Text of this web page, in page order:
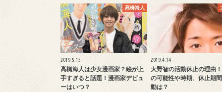
髙橋海人
2019.5.15
高橋海人は少女漫画家？絵が上
手すぎると話題！漫画家デビュ
ーはいつ？
2019.4.14
大野智の活動休止の理由
の可能性や時期、休止期
動は？